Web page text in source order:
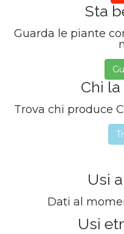
Sta
Guarda le piante
Chi
Trova chi produce
Usi
Dati al
Usi